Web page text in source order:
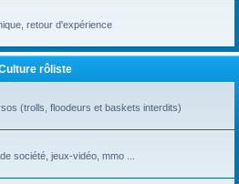
retour d'expérience
rôliste
(trolls, floodeurs et baskets interdits)
société, jeux-vidéo, mmo ...